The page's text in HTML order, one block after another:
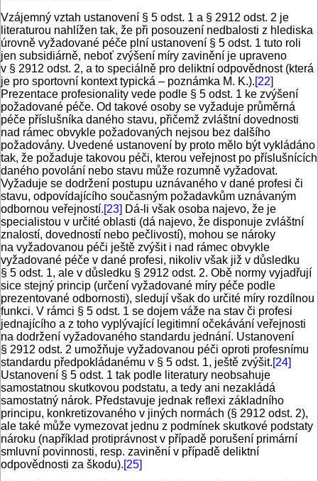
Vzájemný vztah ustanovení § 5 odst. 1 a § 2912 odst. 2 je
literaturou nahlížen tak, že při posouzení nedbalosti z hlediska
úrovně vyžadované péče plní ustanovení § 5 odst. 1 tuto roli
jen subsidiárně, neboť zvýšení míry zavinění je upraveno
v § 2912 odst. 2, a to speciálně pro deliktní odpovědnost (která
je pro sportovní kontext typická – poznámka M. K.).[22]
Prezentace profesionality vede podle § 5 odst. 1 ke zvýšení
požadované péče. Od takové osoby se vyžaduje průměrná
péče příslušníka daného stavu, přičemž zvláštní dovednosti
nad rámec obvykle požadovaných nejsou bez dalšího
požadovány. Uvedené ustanovení by proto mělo být vykládáno
tak, že požaduje takovou péči, kterou veřejnost po příslušnících
daného povolání nebo stavu může rozumně vyžadovat.
Vyžaduje se dodržení postupu uznávaného v dané profesi či
stavu, odpovídajícího současným požadavkům uznávaným
odbornou veřejností.[23] Dá-li však osoba najevo, že je
specialistou v určité oblasti (dá najevo, že disponuje zvláštní
znalostí, dovedností nebo pečlivostí), mohou se nároky
na vyžadovanou péči ještě zvýšit i nad rámec obvykle
vyžadované péče v dané profesi, nikoliv však již v důsledku
§ 5 odst. 1, ale v důsledku § 2912 odst. 2. Obě normy vyjadřují
sice stejný princip (určení vyžadované míry péče podle
prezentované odbornosti), sledují však do určité míry rozdílnou
funkci. V rámci § 5 odst. 1 se dojem váže na stav či profesi
jednajícího a z toho vyplývající legitimní očekávání veřejnosti
na dodržení vyžadovaného standardu jednání. Ustanovení
§ 2912 odst. 2 umožňuje vyžadovanou péči oproti profesnímu
standardu předpokládanému v § 5 odst. 1, ještě zvýšit.[24]
Ustanovení § 5 odst. 1 tak podle literatury neobsahuje
samostatnou skutkovou podstatu, a tedy ani nezakládá
samostatný nárok. Představuje jednak reflexi základního
principu, konkretizovaného v jiných normách (§ 2912 odst. 2),
ale také může vymezovat jednu z podmínek skutkové podstaty
nároku (například protiprávnost v případě porušení primární
smluvní povinnosti, resp. zavinění v případě deliktní
odpovědnosti za škodu).[25]